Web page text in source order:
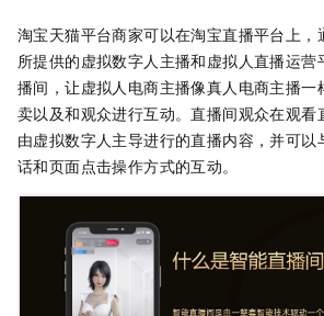
淘宝天猫平台商家可以在淘宝直播平台上，
所提供的虚拟数字人主播和虚拟人直播运营
播间，让虚拟人电商主播像真人电商主播一
卖以及和观众进行互动。直播间观众在观看
由虚拟数字人主导进行的直播内容，并可
话和页面点击操作方式的互动。